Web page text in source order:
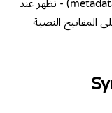
المطلوب عند التعامل مع البيانات الوصفية (metadata) - تظهر عند
المفاتيح النصية